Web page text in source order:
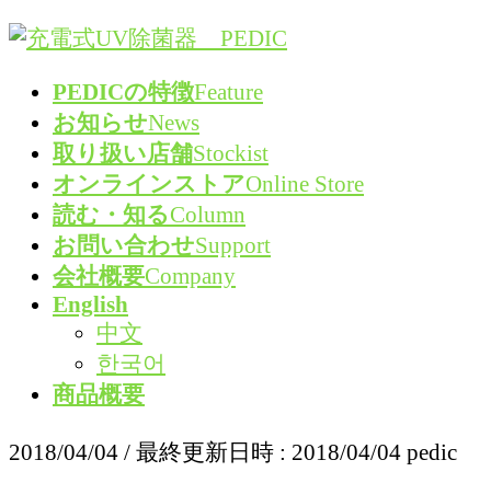
コ
ナ
PEDICの特徴Feature
お知らせNews
取り扱い店舗Stockist
オンラインストアOnline Store
読む・知るColumn
お問い合わせSupport
会社概要Company
English
中文
한국어
商品概要
2018/04/04 / 最終更新日時 : 2018/04/04 pedic